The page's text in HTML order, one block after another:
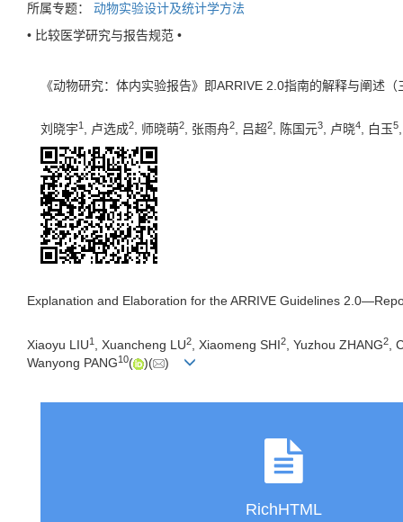
所属专题： 动物实验设计及统计学方法
• 比较医学研究与报告规范 •
《动物研究：体内实验报告》即ARRIVE 2.0指南的解释与阐述（
刘晓宇1 , 卢选成2 , 师晓萌2 , 张雨舟2 , 吕超2 , 陈国元3 , 卢晓4 , 白玉5
Explanation and Elaboration for the ARRIVE Guidelines
Xiaoyu LIU1 , Xuancheng LU2 , Xiaomeng SHI2 , Yuzhou ZHANG2
,
Wanyong PANG10( )( )
RichHTML